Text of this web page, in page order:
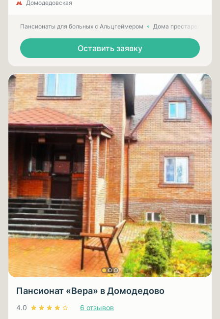
Домодедовская
Пансионаты для больных с Альцгеймером Дома престарелых
Оставить заявку
Пансионат «Вера» в Домодедово
4.0 6 отзывов